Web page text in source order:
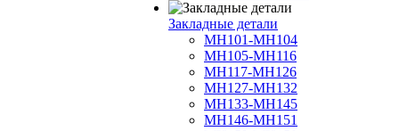
Закладные детали
МН101-МН104
МН105-МН116
МН117-МН126
МН127-МН132
МН133-МН145
МН146-МН151